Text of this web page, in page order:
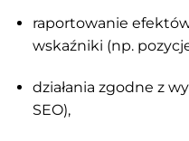
raportowanie
wskaźniki (np.
działania zgodne z
SEO),